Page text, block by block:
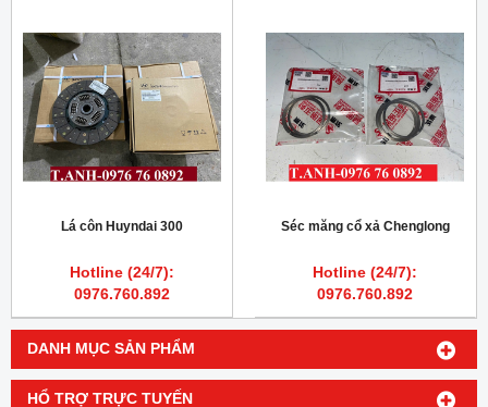
DANH MỤC SẢN PHẨM
HỔ TRỢ TRỰC TUYẾN
Lá côn Huyndai 300
Hotline (24/7):
0976.760.892
Séc măng cổ xả Chenglong
Hotline (24/7):
0976.760.892